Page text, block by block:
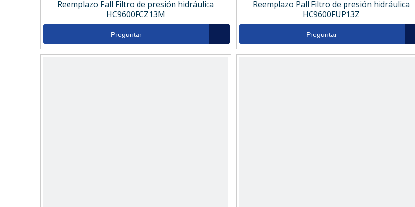
Reemplazo Pall Filtro de presión hidráulica
HC9600FCZ13M
Preguntar
Reemplazo Pall Filtro de presión hidráulica
HC9600FUP13Z
Preguntar